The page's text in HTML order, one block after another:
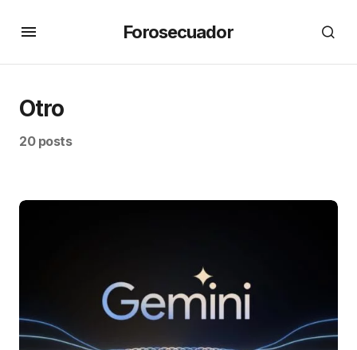
Forosecuador
Otro
20 posts